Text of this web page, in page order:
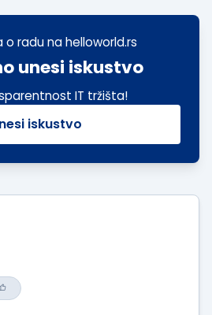
o radu na helloworld.rs
unesi iskustvo
IT tržišta!
iskustvo